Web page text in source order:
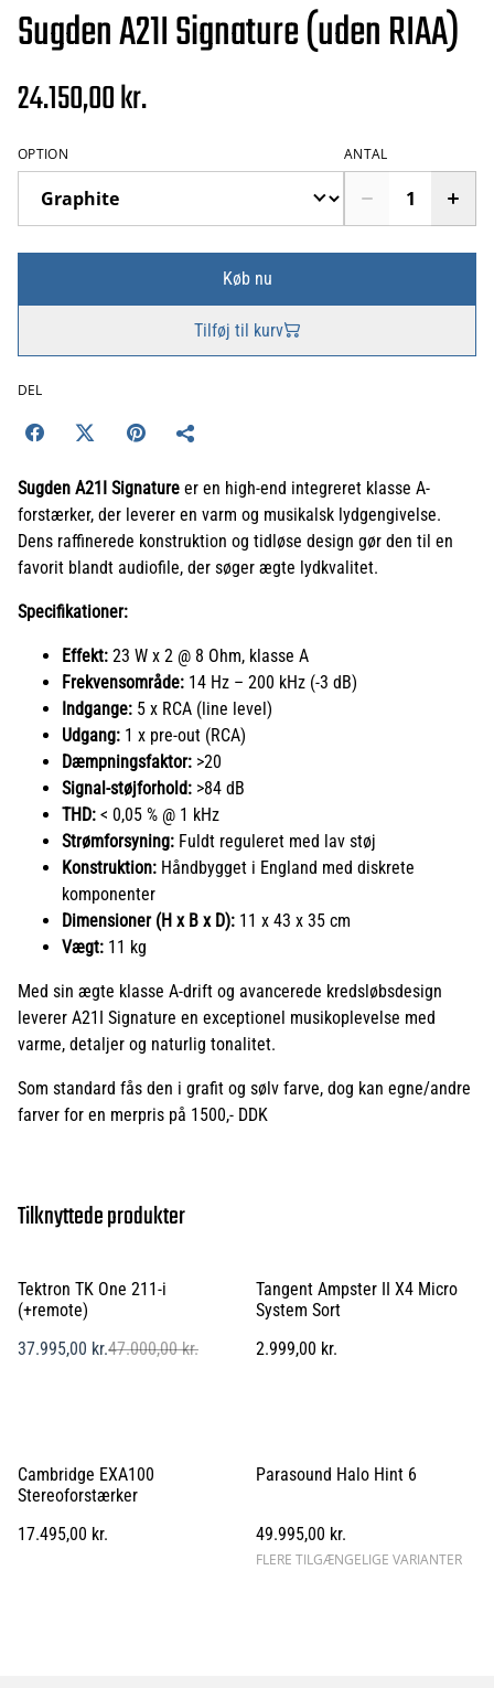
Sugden A21I Signature (uden RIAA)
24.150,00 kr.
OPTION ANTAL
Køb nu
Tilføj til kurv
DEL
Sugden A21I Signature er en high-end integreret klasse A-
forstærker, der leverer en varm og musikalsk lydgengivelse.
Dens raffinerede konstruktion og tidløse design gør den til en
favorit blandt audiofile, der søger ægte lydkvalitet.
Specifikationer:
Effekt: 23 W x 2 @ 8 Ohm, klasse A
Frekvensområde: 14 Hz – 200 kHz (-3 dB)
Indgange: 5 x RCA (line level)
Udgang: 1 x pre-out (RCA)
Dæmpningsfaktor: >20
Signal-støjforhold: >84 dB
THD: < 0,05 % @ 1 kHz
Strømforsyning: Fuldt reguleret med lav støj
Konstruktion: Håndbygget i England med diskrete
komponenter
Dimensioner (H x B x D): 11 x 43 x 35 cm
Vægt: 11 kg
Med sin ægte klasse A-drift og avancerede kredsløbsdesign
leverer A21I Signature en exceptionel musikoplevelse med
varme, detaljer og naturlig tonalitet.
Som standard fås den i grafit og sølv farve, dog kan egne/andre
farver for en merpris på 1500,- DDK
Tilknyttede produkter
%
Tektron TK One 211-i
(+remote)
37.995,00 kr.47.000,00 kr.
Tangent Ampster II X4 Micro
System Sort
2.999,00 kr.
Cambridge EXA100
Stereoforstærker
17.495,00 kr.
Parasound Halo Hint 6
49.995,00 kr.
FLERE TILGÆNGELIGE VARIANTER